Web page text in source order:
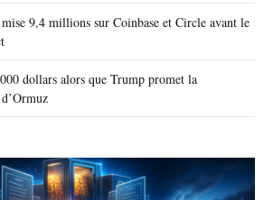
9,4 millions sur Coinbase et Circle avant le
dollars alors que Trump promet la